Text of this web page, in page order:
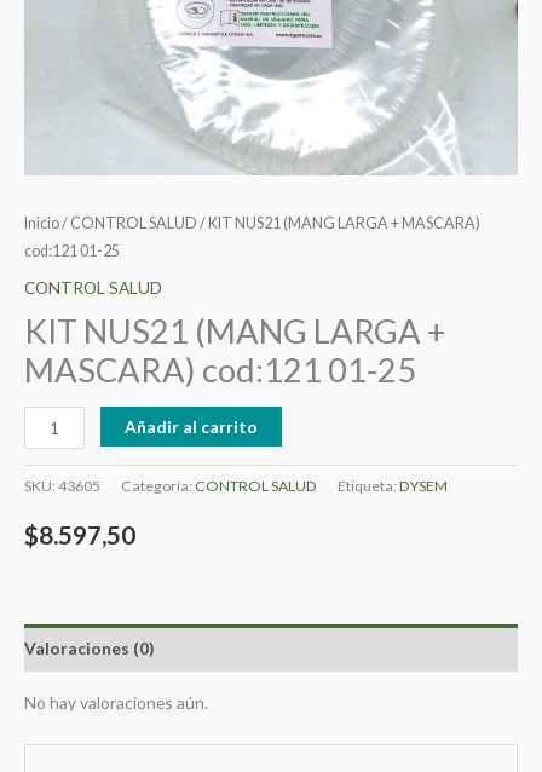
Inicio/ CONTROL SALUD / KIT NUS21 (MANG LARGA + MASCARA)
cod:121 01-25
CONTROL SALUD
KIT NUS21 (MANG LARGA +
MASCARA) cod:121 01-25
Añadir al carrito
SKU: 43605 Categoría: CONTROL SALUD Etiqueta: DYSEM
$8.597,50
Valoraciones (0)
No hay valoraciones aún.